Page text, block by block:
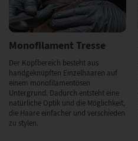
Monofilament Tresse
Der Kopfbereich besteht aus
handgeknüpften Einzelhaaren auf
einem monofilamentösen
Untergrund. Dadurch entsteht eine
natürliche Optik und die Möglichkeit,
die Haare einfacher und verschieden
zu stylen.